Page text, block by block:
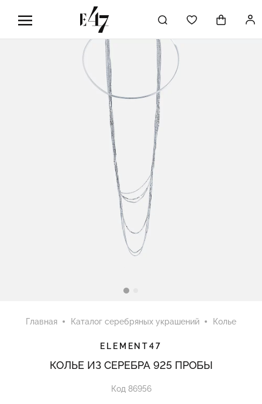
Главная Каталог серебряных украшений Колье
ELEMENT47
КОЛЬЕ ИЗ СЕРЕБРА 925 ПРОБЫ
Код 86956